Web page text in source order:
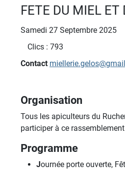
FETE DU MIEL ET
Samedi 27 Septembre 2025
Clics : 793
Contact
Organisation
Tous les apiculteurs du
participer à ce rassemblement
Programme
Journée porte ouverte,